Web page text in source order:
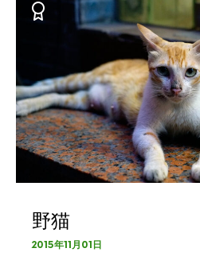
野猫
2015年11月01日